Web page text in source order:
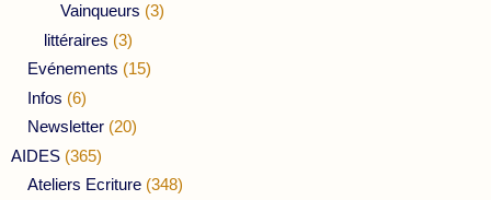
Vainqueurs (3)
littéraires (3)
Evénements (15)
Infos (6)
Newsletter (20)
AIDES (365)
Ateliers Ecriture (348)